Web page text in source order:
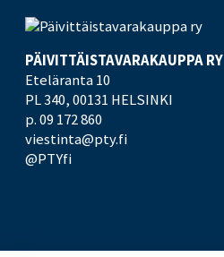
PÄIVITTÄISTAVARA­KAUPPA RY
Eteläranta 10
PL 340,00131 HELSINKI
p. 09 172 860
viestinta@pty.fi
@PTYfi